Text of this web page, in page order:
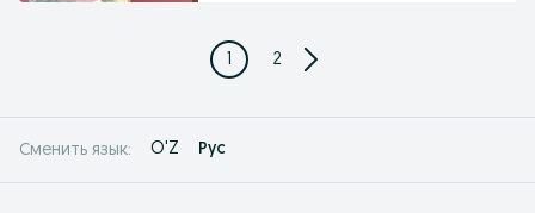
1 2
Сменить язык: O'Z Рус